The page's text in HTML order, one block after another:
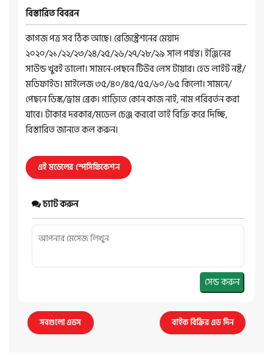
বিস্তারিত বিবরন
কাগজ পত্র সব ঠিক আছে। রেজিস্ট্রেশনের মেয়াদ
২০২০/২১/২২/২৩/২৪/২৫/২৬/২৭/২৮/২৯ সাল পর্যন্ত। ইঞ্জিনের
সাউন্ড খুবই ভালো। সামনে-পেছনে টিউব লেস টায়ার। হেড লাইট নষ্ট/
মডিফাইড। মাইলেজ ৩৫/৪০/৪৫/৫৫/৬০/৬৫ কিলো। সামনে/
পেছনে ডিস্ক/ড্রাম ব্রেক। গাড়িতে কোন কাজ নাই, নাম পরিবর্তন করা
যাবে। টাকার দরকার/মডেল চেঞ্জ করবো তাই বিক্রি করে দিচ্ছি,
বিস্তারিত জানতে কল করুন।
এই মডেলের স্পেসিফিকেশন
চ্যাট করুন
সেন্ড করুন
সবগুলো এডস বাইক বিক্রির এড দিন